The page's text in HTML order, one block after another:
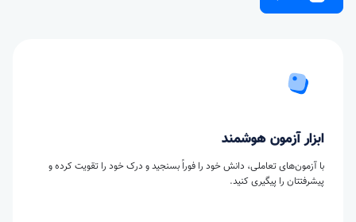
ابزار آزمون هوشمند
با آزمون‌های تعاملی، دانش خود را فوراً بسنجید و درک خود را تقویت کرده و
پیشرفتتان را پیگیری کنید.